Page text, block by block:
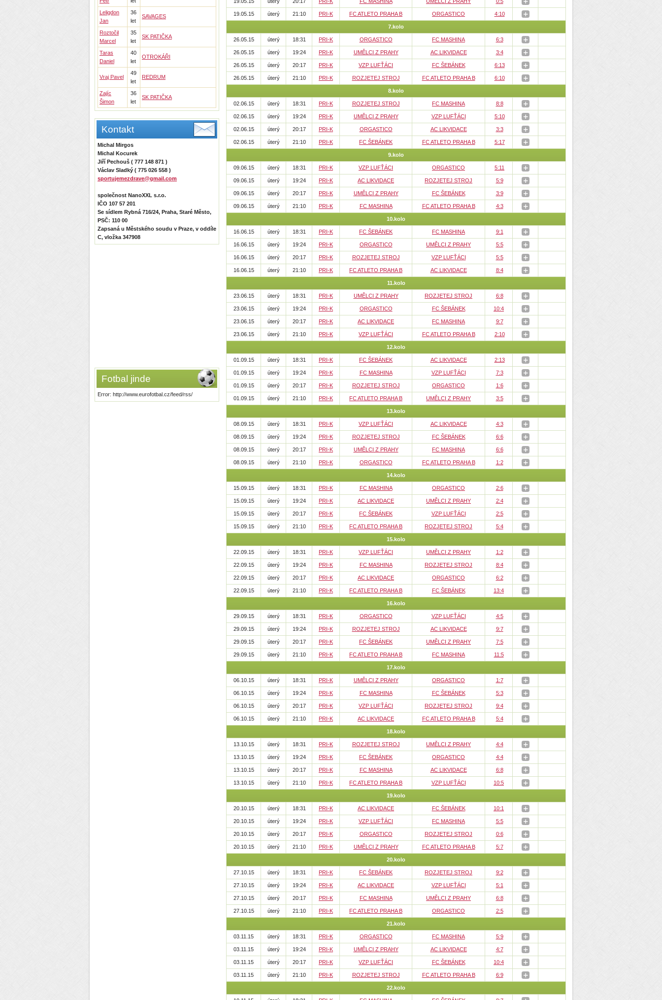
Leligdon
Jan
36
let
SAVAGES
Roztočil
Marcel
35
let
SK PATIČKA
Taras
Daniel
40
let
OTROKÁŘI
Vraj Pavel
49
let
REDRUM
Zajíc
Šimon
36
let
SK PATIČKA
Kontakt
Michal Mirgos
Michal Kocurek
Jiří Pechouš ( 777 148 871 )
Václav Sladký ( 775 026 558 )
sportujemezdrave@gmail.com
společnost NanoXXL s.r.o.
IČO 107 57 201
Se sídlem Rybná 716/24, Praha, Staré Město,
PSČ: 110 00
Zapsaná u Městského soudu v Praze, v oddíle
C, vložka 347908
Fotbal jinde
Error: http://www.eurofotbal.cz/feed/rss/
19.05.15 úterý 21:10 PRI-K FC ATLETO PRAHA B ORGASTICO 4:10
7.kolo
26.05.15 úterý 18:31 PRI-K ORGASTICO FC MASHINA 6:3
26.05.15 úterý 19:24 PRI-K UMĚLCI Z PRAHY AC LIKVIDACE 3:4
26.05.15 úterý 20:17 PRI-K VZP LUFŤÁCI FC ŠEBÁNEK 6:13
26.05.15 úterý 21:10 PRI-K ROZJETEJ STROJ FC ATLETO PRAHA B 6:10
8.kolo
02.06.15 úterý 18:31 PRI-K ROZJETEJ STROJ FC MASHINA 8:8
02.06.15 úterý 19:24 PRI-K UMĚLCI Z PRAHY VZP LUFŤÁCI 5:10
02.06.15 úterý 20:17 PRI-K ORGASTICO AC LIKVIDACE 3:3
02.06.15 úterý 21:10 PRI-K FC ŠEBÁNEK FC ATLETO PRAHA B 5:17
9.kolo
09.06.15 úterý 18:31 PRI-K VZP LUFŤÁCI ORGASTICO 5:11
09.06.15 úterý 19:24 PRI-K AC LIKVIDACE ROZJETEJ STROJ 5:9
09.06.15 úterý 20:17 PRI-K UMĚLCI Z PRAHY FC ŠEBÁNEK 3:9
09.06.15 úterý 21:10 PRI-K FC MASHINA FC ATLETO PRAHA B 4:3
10.kolo
16.06.15 úterý 18:31 PRI-K FC ŠEBÁNEK FC MASHINA 9:1
16.06.15 úterý 19:24 PRI-K ORGASTICO UMĚLCI Z PRAHY 5:5
16.06.15 úterý 20:17 PRI-K ROZJETEJ STROJ VZP LUFŤÁCI 5:5
16.06.15 úterý 21:10 PRI-K FC ATLETO PRAHA B AC LIKVIDACE 8:4
11.kolo
23.06.15 úterý 18:31 PRI-K UMĚLCI Z PRAHY ROZJETEJ STROJ 6:8
23.06.15 úterý 19:24 PRI-K ORGASTICO FC ŠEBÁNEK 10:4
23.06.15 úterý 20:17 PRI-K AC LIKVIDACE FC MASHINA 9:7
23.06.15 úterý 21:10 PRI-K VZP LUFŤÁCI FC ATLETO PRAHA B 2:10
12.kolo
01.09.15 úterý 18:31 PRI-K FC ŠEBÁNEK AC LIKVIDACE 2:13
01.09.15 úterý 19:24 PRI-K FC MASHINA VZP LUFŤÁCI 7:3
01.09.15 úterý 20:17 PRI-K ROZJETEJ STROJ ORGASTICO 1:6
01.09.15 úterý 21:10 PRI-K FC ATLETO PRAHA B UMĚLCI Z PRAHY 3:5
13.kolo
08.09.15 úterý 18:31 PRI-K VZP LUFŤÁCI AC LIKVIDACE 4:3
08.09.15 úterý 19:24 PRI-K ROZJETEJ STROJ FC ŠEBÁNEK 6:6
08.09.15 úterý 20:17 PRI-K UMĚLCI Z PRAHY FC MASHINA 6:6
08.09.15 úterý 21:10 PRI-K ORGASTICO FC ATLETO PRAHA B 1:2
14.kolo
15.09.15 úterý 18:31 PRI-K FC MASHINA ORGASTICO 2:6
15.09.15 úterý 19:24 PRI-K AC LIKVIDACE UMĚLCI Z PRAHY 2:4
15.09.15 úterý 20:17 PRI-K FC ŠEBÁNEK VZP LUFŤÁCI 2:5
15.09.15 úterý 21:10 PRI-K FC ATLETO PRAHA B ROZJETEJ STROJ 5:4
15.kolo
22.09.15 úterý 18:31 PRI-K VZP LUFŤÁCI UMĚLCI Z PRAHY 1:2
22.09.15 úterý 19:24 PRI-K FC MASHINA ROZJETEJ STROJ 8:4
22.09.15 úterý 20:17 PRI-K AC LIKVIDACE ORGASTICO 6:2
22.09.15 úterý 21:10 PRI-K FC ATLETO PRAHA B FC ŠEBÁNEK 13:4
16.kolo
29.09.15 úterý 18:31 PRI-K ORGASTICO VZP LUFŤÁCI 4:5
29.09.15 úterý 19:24 PRI-K ROZJETEJ STROJ AC LIKVIDACE 9:7
29.09.15 úterý 20:17 PRI-K FC ŠEBÁNEK UMĚLCI Z PRAHY 7:5
29.09.15 úterý 21:10 PRI-K FC ATLETO PRAHA B FC MASHINA 11:5
17.kolo
06.10.15 úterý 18:31 PRI-K UMĚLCI Z PRAHY ORGASTICO 1:7
06.10.15 úterý 19:24 PRI-K FC MASHINA FC ŠEBÁNEK 5:3
06.10.15 úterý 20:17 PRI-K VZP LUFŤÁCI ROZJETEJ STROJ 9:4
06.10.15 úterý 21:10 PRI-K AC LIKVIDACE FC ATLETO PRAHA B 5:4
18.kolo
13.10.15 úterý 18:31 PRI-K ROZJETEJ STROJ UMĚLCI Z PRAHY 4:4
13.10.15 úterý 19:24 PRI-K FC ŠEBÁNEK ORGASTICO 4:4
13.10.15 úterý 20:17 PRI-K FC MASHINA AC LIKVIDACE 6:8
13.10.15 úterý 21:10 PRI-K FC ATLETO PRAHA B VZP LUFŤÁCI 10:5
19.kolo
20.10.15 úterý 18:31 PRI-K AC LIKVIDACE FC ŠEBÁNEK 10:1
20.10.15 úterý 19:24 PRI-K VZP LUFŤÁCI FC MASHINA 5:5
20.10.15 úterý 20:17 PRI-K ORGASTICO ROZJETEJ STROJ 0:6
20.10.15 úterý 21:10 PRI-K UMĚLCI Z PRAHY FC ATLETO PRAHA B 5:7
20.kolo
27.10.15 úterý 18:31 PRI-K FC ŠEBÁNEK ROZJETEJ STROJ 9:2
27.10.15 úterý 19:24 PRI-K AC LIKVIDACE VZP LUFŤÁCI 5:1
27.10.15 úterý 20:17 PRI-K FC MASHINA UMĚLCI Z PRAHY 6:8
27.10.15 úterý 21:10 PRI-K FC ATLETO PRAHA B ORGASTICO 2:5
21.kolo
03.11.15 úterý 18:31 PRI-K ORGASTICO FC MASHINA 5:9
03.11.15 úterý 19:24 PRI-K UMĚLCI Z PRAHY AC LIKVIDACE 4:7
03.11.15 úterý 20:17 PRI-K VZP LUFŤÁCI FC ŠEBÁNEK 10:4
03.11.15 úterý 21:10 PRI-K ROZJETEJ STROJ FC ATLETO PRAHA B 6:9
22.kolo